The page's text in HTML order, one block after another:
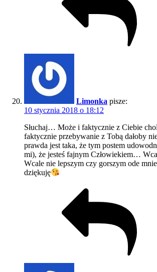
Limonka pisze:
10 stycznia 2018 o 18:12
Słuchaj… Może i faktycznie z Ciebie
faktycznie przebywanie z Tobą dałoby
prawda jest taka, że tym postem
mi), że jesteś fajnym Człowiekiem…
Wcale nie lepszym czy gorszym ode
dziękuję